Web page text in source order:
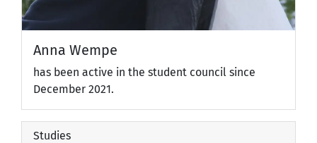
Anna Wempe
has been active in the student council since
December 2021.
Studies